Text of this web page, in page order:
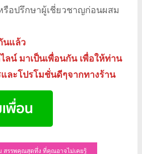
อปรึกษาผู้เชี่ยวชาญก่อนผสม
นแล้ว
ลน์ มาเป็นเพื่อนกัน เพื่อให้ท่าน
ละโปรโมชั่นดีๆจากทางร้าน
สรรพคุณสุดทึ่ง ที่คุณอาจไม่เคยรู้